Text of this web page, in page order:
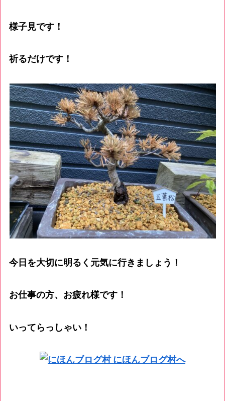
様子見です！
祈るだけです！
今日を大切に明るく元気に行きましょう！
お仕事の方、お疲れ様です！
いってらっしゃい！